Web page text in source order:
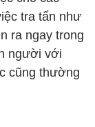
tra tấn như
ra ngay trong
người với
cũng thường